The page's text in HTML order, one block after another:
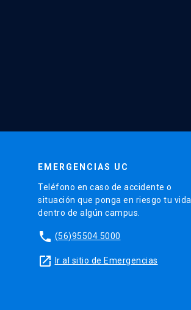
EMERGENCIAS UC
Teléfono en caso de accidente o
situación que ponga en riesgo tu vida
dentro de algún campus.
phone (56)95504 5000
launch Ir al sitio de Emergencias